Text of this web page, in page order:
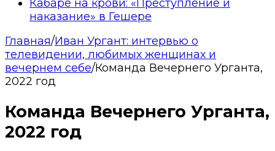
Кабаре на крови: «Преступление и
наказание» в Гешере
Главная/Иван Ургант: интервью о
телевидении, любимых женщинах и
вечернем себе/Команда Вечернего Урганта,
2022 год
Команда Вечернего Урганта,
2022 год